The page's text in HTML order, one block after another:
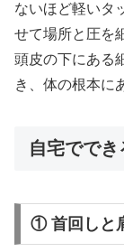
ないほど軽いタ
せて場所と圧を
頭皮の下にある
き、体の根本に
自宅ででき
① 首回しと